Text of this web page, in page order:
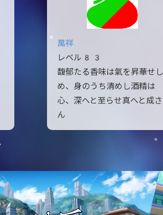
萬祥
レベル83
馥郁たる香味は氣を昇華せし
め、身のうち清めし酒精は
心、深へと至らせ真へと成さ
ん